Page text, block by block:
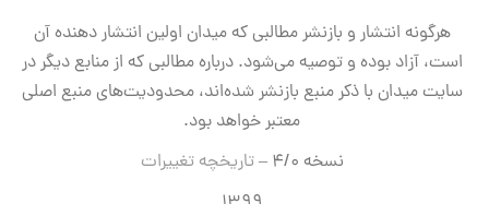
هرگونه انتشار و بازنشر مطالبی که میدان اولین انتشار دهنده آن
است، آزاد بوده و توصیه می‌شود. درباره مطالبی که از منابع دیگر در
سایت میدان با ذکر منبع بازنشر شده‌اند، محدودیت‌های منبع اصلی
معتبر خواهد بود.
نسخه ۴/۰ –
تاریخچه تغییرات